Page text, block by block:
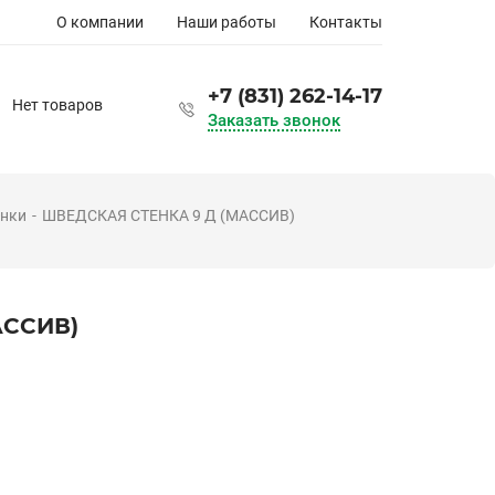
Основная
О компании Наши работы Контакты
Нет товаров +7 (831) 262-14-17
Заказать звонок
ШВЕДСКАЯ СТЕНКА 9 Д (МАССИВ)